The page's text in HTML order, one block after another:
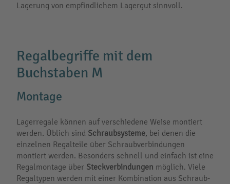
Lagerung von empfindlichem Lagergut sinnvoll.
Regalbegriffe mit dem
Buchstaben M
Montage
Lagerregale können auf verschiedene Weise montiert
werden. Üblich sind Schraubsysteme, bei denen die
einzelnen Regalteile über Schraubverbindungen
montiert werden. Besonders schnell und einfach ist eine
Regalmontage über Steckverbindungen möglich. Viele
Regaltypen werden mit einer Kombination aus Schraub-